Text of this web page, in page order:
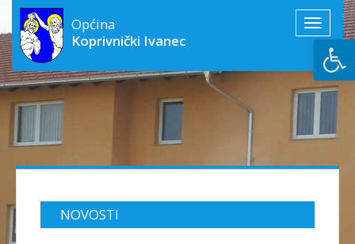
Toggle
Općina
Koprivnički Ivanec
NOVOSTI